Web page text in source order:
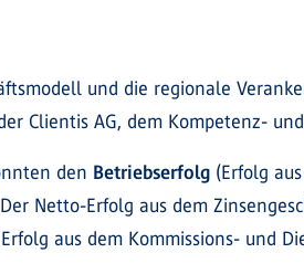
und die regionale
Clientis AG, dem Kompetenz-
den Betriebserfolg (Erfolg
Netto-Erfolg aus dem
aus dem Kommissions- und